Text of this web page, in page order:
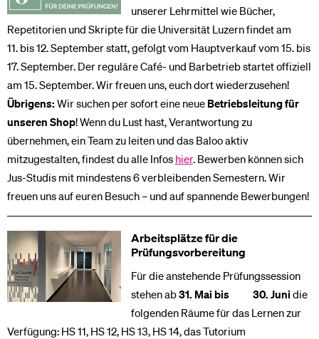
unserer Lehrmittel wie Bücher,
Repetitorien und Skripte für die Universität Luzern findet am
11. bis 12. September statt, gefolgt vom Hauptverkauf vom 15. bis
17. September. Der reguläre Café- und Barbetrieb startet offiziell
am 15. September. Wir freuen uns, euch dort wiederzusehen!
Übrigens: Wir suchen per sofort eine neue Betriebsleitung für
unseren Shop! Wenn du Lust hast, Verantwortung zu
übernehmen, ein Team zu leiten und das Baloo aktiv
mitzugestalten, findest du alle Infos hier. Bewerben können sich
Jus-Studis mit mindestens 6 verbleibenden Semestern. Wir
freuen uns auf euren Besuch – und auf spannende Bewerbungen!
Arbeitsplätze für die
Prüfungsvorbereitung
Für die anstehende Prüfungssession
stehen ab31. Mai bis 30. Juni die
folgenden Räume für das Lernen zur
Verfügung: HS 11, HS 12, HS 13, HS 14, das Tutorium